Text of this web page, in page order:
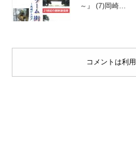
～』 (7)岡崎…
コメントは利